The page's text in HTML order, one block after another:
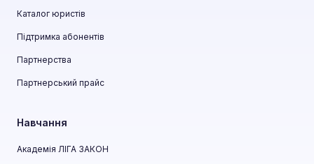
Каталог юристів
Підтримка абонентів
Партнерства
Партнерський прайс
Навчання
Академія ЛІГА ЗАКОН